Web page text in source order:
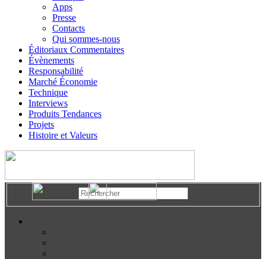
Apps
Presse
Contacts
Qui sommes-nous
Éditoriaux Commentaires
Évènements
Responsabilité
Marché Économie
Technique
Interviews
Produits Tendances
Projets
Histoire et Valeurs